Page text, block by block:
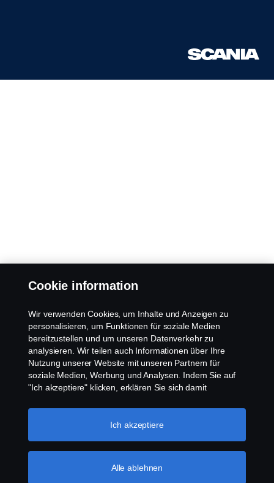
Cookie information
Wir verwenden Cookies, um Inhalte und Anzeigen zu
personalisieren, um Funktionen für soziale Medien
bereitzustellen und um unseren Datenverkehr zu
analysieren. Wir teilen auch Informationen über Ihre
Nutzung unserer Website mit unseren Partnern für
soziale Medien, Werbung und Analysen. Indem Sie auf
"Ich akzeptiere" klicken, erklären Sie sich damit
Informationen weitergegeben werden. Sie können Ihre
Cookies auch verwalten, indem Sie auf die "Cookie-
bitte unseren Abschnitt über Cookies, den Sie durch
Alle ablehnen
Ich akzeptiere